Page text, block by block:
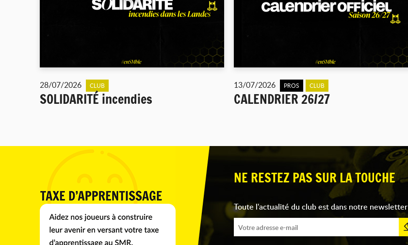
28/07/2026 CLUB
SOLIDARITÉ incendies
13/07/2026 PROS CLUB
CALENDRIER 26/27
NE RESTEZ PAS SUR LA TOUCHE
Toute l'actualité du club est dans notre newsletter